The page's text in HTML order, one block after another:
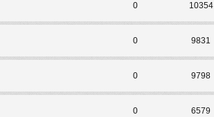
0 10354
0 9831
0 9798
0 6579